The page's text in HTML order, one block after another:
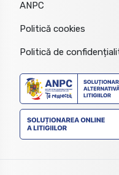
ANPC
Politică cookies
Politică de